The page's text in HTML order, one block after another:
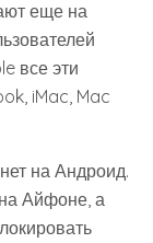
еще на
все эти
iMac, Mac
на Андроид.
Айфоне, а